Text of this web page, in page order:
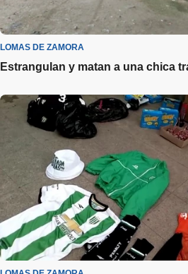
LOMAS DE ZAMORA
Estrangulan y matan a una chica